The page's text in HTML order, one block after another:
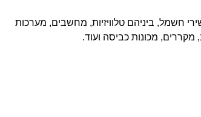
חשמל, ביניהם טלוויזיות, מחשבים, מערכות
מכונות כביסה ועוד.